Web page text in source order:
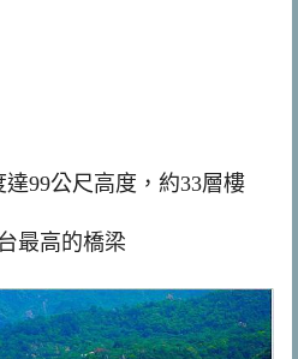
99公尺高度，約33層樓
最高的橋梁